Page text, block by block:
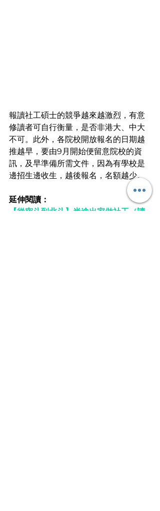
報讀社工碩士的競爭越來越激烈，有意
修讀者可自行衡量，是否非港大、中大
不可。此外，各院校開放報名的日期越
推越早，要由9月開始便留意院校的資
訊，及早準備所需文件，因為有學校是
邊招生邊收生，越後報名，名額越少。
延伸閱讀：
【從密斗到北斗】半途出家做社工（讀